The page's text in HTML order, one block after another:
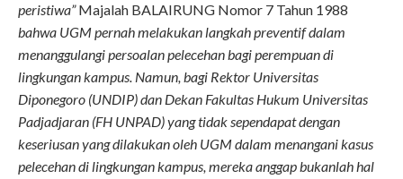
peristiwa”Majalah BALAIRUNG Nomor 7 Tahun 1988
bahwa UGM pernah melakukan langkah preventif dalam
menanggulangi persoalan pelecehan bagi perempuan di
lingkungan kampus. Namun, bagi Rektor Universitas
Diponegoro (UNDIP) dan Dekan Fakultas Hukum Universitas
Padjadjaran (FH UNPAD) yang tidak sependapat dengan
keseriusan yang dilakukan oleh UGM dalam menangani kasus
pelecehan di lingkungan kampus, mereka anggap bukanlah hal